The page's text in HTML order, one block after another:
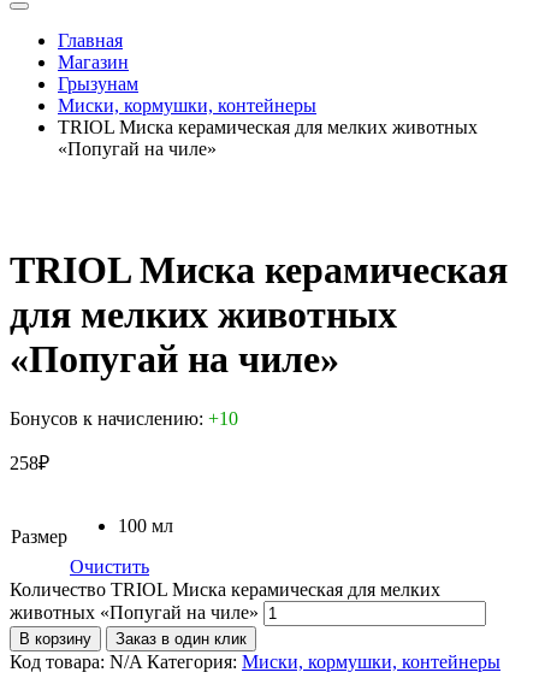
Главная
Магазин
Грызунам
Миски, кормушки, контейнеры
TRIOL Миска керамическая для мелких животных
«Попугай на чиле»
TRIOL Миска керамическая
для мелких животных
«Попугай на чиле»
Бонусов к начислению: +10
258₽
Размер
100 мл
Очистить
Количество TRIOL Миска керамическая для мелких
животных «Попугай на чиле»
В корзину Заказ в один клик
Код товара: N/A Категория: Миски, кормушки, контейнеры